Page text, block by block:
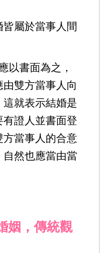
屬於當事人間
以書面為之，
雙方當事人向
就表示結婚是
證人並書面登
當事人的合意
然也應當由當
姻，傳統觀